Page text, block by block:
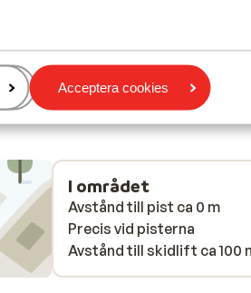
Acceptera cookies
is
I området
Avstånd till pist ca 0 m
Precis vid pisterna
Avstånd till skidlift ca 100